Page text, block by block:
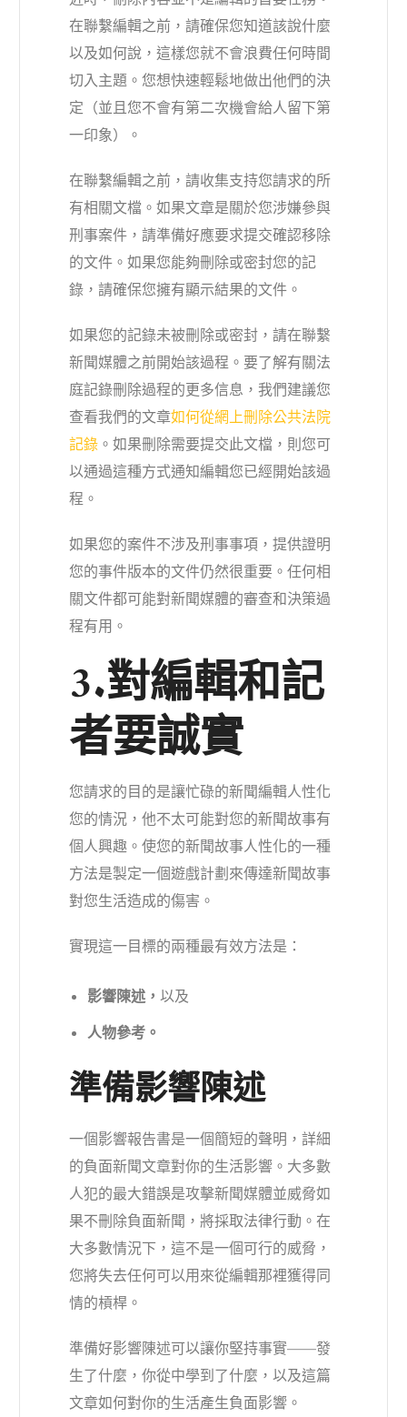
在聯繫編輯之前，請確保您知道該說什麼
以及如何說，這樣您就不會浪費任何時間
切入主題。您想快速輕鬆地做出他們的決
定（並且您不會有第二次機會給人留下第
一印象）。
在聯繫編輯之前，請收集支持您請求的所
有相關文檔。如果文章是關於您涉嫌參與
刑事案件，請準備好應要求提交確認移除
的文件。如果您能夠刪除或密封您的記
錄，請確保您擁有顯示結果的文件。
如果您的記錄未被刪除或密封，請在聯繫
新聞媒體之前開始該過程。要了解有關法
庭記錄刪除過程的更多信息，我們建議您
查看我們的文章如何從網上刪除公共法院
記錄。如果刪除需要提交此文檔，則您可
以通過這種方式通知編輯您已經開始該過
程。
如果您的案件不涉及刑事事項，提供證明
您的事件版本的文件仍然很重要。任何相
關文件都可能對新聞媒體的審查和決策過
程有用。
3.對編輯和記
者要誠實
您請求的目的是讓忙碌的新聞編輯人性化
您的情況，他不太可能對您的新聞故事有
個人興趣。使您的新聞故事人性化的一種
方法是製定一個遊戲計劃來傳達新聞故事
對您生活造成的傷害。
實現這一目標的兩種最有效方法是：
影響陳述，以及
人物參考。
準備影響陳述
一個影響報告書是一個簡短的聲明，詳細
的負面新聞文章對你的生活影響。大多數
人犯的最大錯誤是攻擊新聞媒體並威脅如
果不刪除負面新聞，將採取法律行動。在
大多數情況下，這不是一個可行的威脅，
您將失去任何可以用來從編輯那裡獲得同
情的槓桿。
準備好影響陳述可以讓你堅持事實——發
生了什麼，你從中學到了什麼，以及這篇
文章如何對你的生活產生負面影響。